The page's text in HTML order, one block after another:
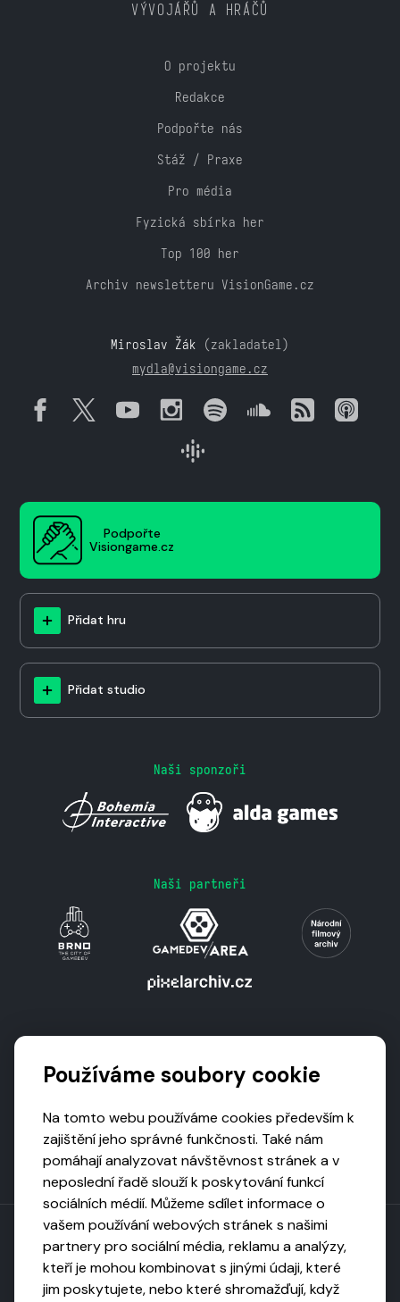
VÝVOJÁŘŮ A HRÁČŮ
O projektu
Redakce
Podpořte nás
Stáž / Praxe
Pro média
Fyzická sbírka her
Top 100 her
Archiv newsletteru VisionGame.cz
Miroslav Žák (zakladatel)
mydla@visiongame.cz
Podpořte
Visiongame.cz
Přidat hru
Přidat studio
Naši sponzoři
Naši partneři
Toto dílo podléhá licenci CC BY-NC-ND
Používáme soubory cookie
Na tomto webu používáme cookies především k
zajištění jeho správné funkčnosti. Také nám
pomáhají analyzovat návštěvnost stránek a v
neposlední řadě slouží k poskytování funkcí
sociálních médií. Můžeme sdílet informace o
vašem používání webových stránek s našimi
partnery pro sociální média, reklamu a analýzy,
kteří je mohou kombinovat s jinými údaji, které
jim poskytujete, nebo které shromažďují, když